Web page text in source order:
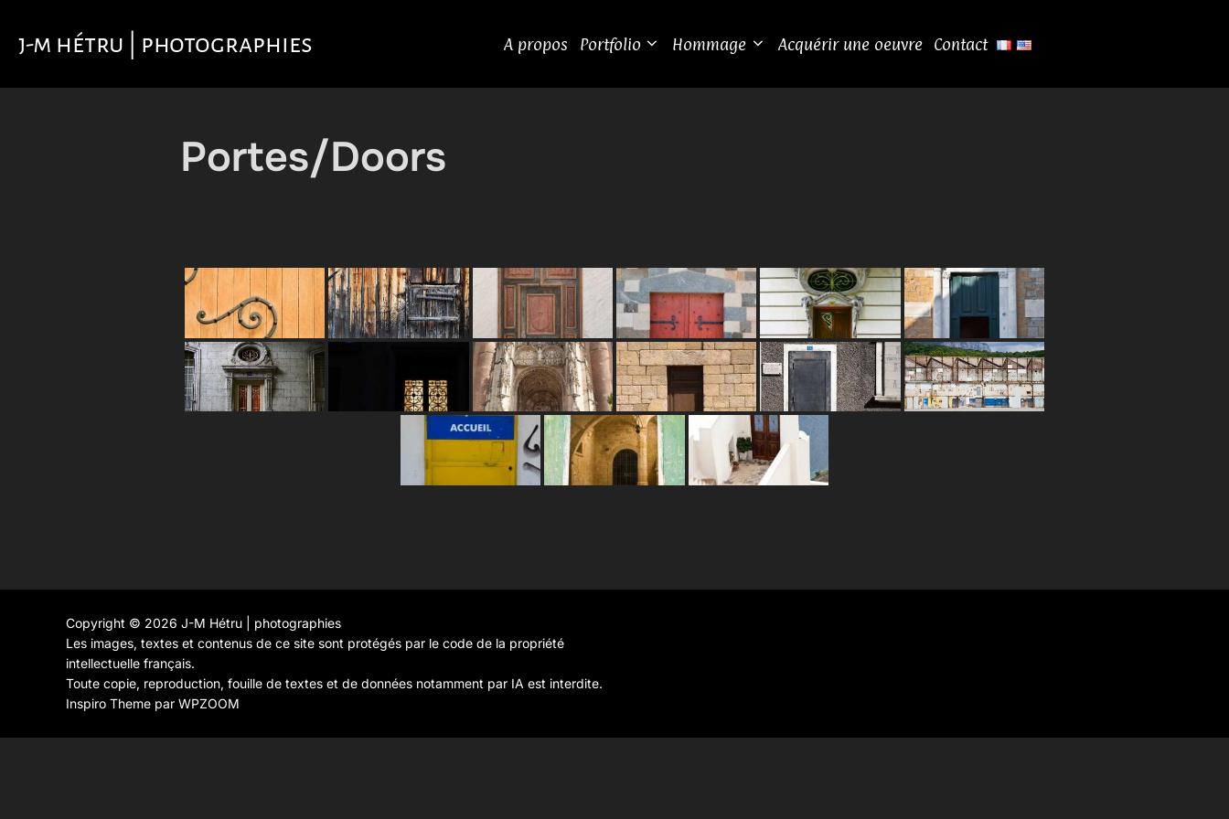
contenu
j-m hétru | photographies A propos Portfolio Hommage Acquérir une oeuvre Contact
Portes/Doors
Copyright © 2026 J-M Hétru | photographies
Les images, textes et contenus de ce site sont protégés par le code de la propriété
intellectuelle français.
Toute copie, reproduction, fouille de textes et de données notamment par IA est interdite.
Inspiro Theme par WPZOOM